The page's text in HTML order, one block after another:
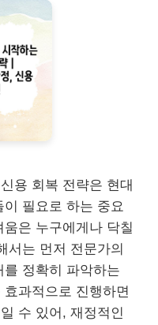
용 회복 전략은 현대
필요로 하는 중요
은 누구에게나 닥칠
서는 먼저 전문가의
정확히 파악하는
과적으로 진행하면
수 있어, 재정적인